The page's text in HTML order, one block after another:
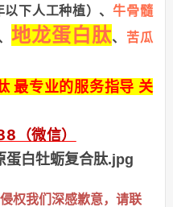
以下人工种植）、牛骨髓
地龙蛋白肽、 苦瓜
最专业的服务指导 关
（微信）
权我们深感歉意，请联